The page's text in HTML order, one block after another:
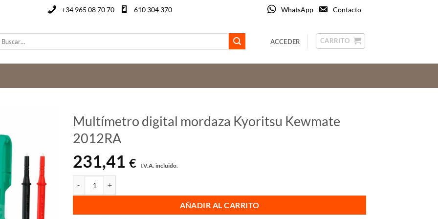
+34 965 08 70 70 610 304 370 WhatsApp Contacto
ACCEDER CARRITO
Multímetro digital mordaza Kyoritsu Kewmate
2012RA
231,41 € I.V.A. incluido.
AÑADIR AL CARRITO